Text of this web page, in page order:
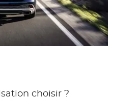
choisir ?